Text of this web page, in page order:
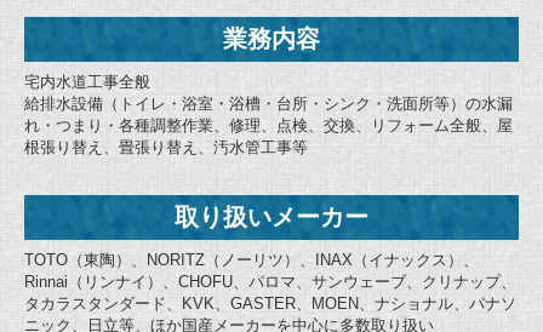
業務内容
宅内水道工事全般
給排水設備（トイレ・浴室・浴槽・台所・シンク・洗面所等）の水漏
れ・つまり・各種調整作業、修理、点検、交換、リフォーム全般、屋
根張り替え、畳張り替え、汚水管工事等
取り扱いメーカー
TOTO（東陶）、NORITZ（ノーリツ）、INAX（イナックス）、
Rinnai（リンナイ）、CHOFU、パロマ、サンウェーブ、クリナップ、
タカラスタンダード、KVK、GASTER、MOEN、ナショナル、パナソ
ニック、日立等、ほか国産メーカーを中心に多数取り扱い